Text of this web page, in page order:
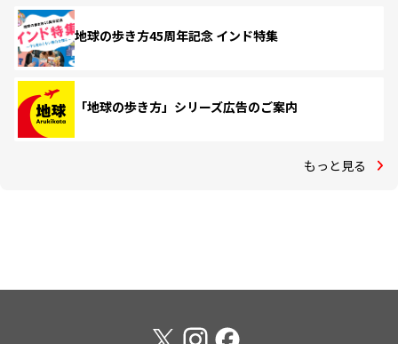
地球の歩き方45周年記念 インド特集
「地球の歩き方」シリーズ広告のご案内
もっと見る